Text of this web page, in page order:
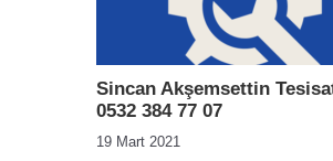
Sincan Akşemsettin
0532 384 77 07
19 Mart 2021